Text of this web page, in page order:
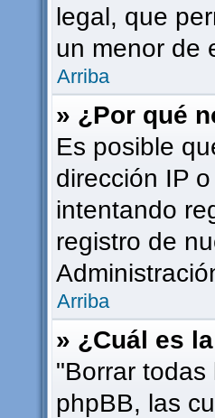
legal, que
un menor de
Arriba
» ¿Por qué
Es posible
dirección IP
intentando
registro de
Arriba
» ¿Cuál es
"Borrar
phpBB, las